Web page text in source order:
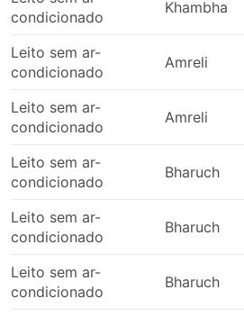
condicionado
Khambha
Leito sem ar-
condicionado
Amreli
Leito sem ar-
condicionado
Amreli
Leito sem ar-
condicionado
Bharuch
Leito sem ar-
condicionado
Bharuch
Leito sem ar-
condicionado
Bharuch